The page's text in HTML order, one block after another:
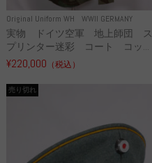
Original Uniform WH WWII GERMANY
実物 ドイツ空軍 地上師団 ス
プリンター迷彩 コート コッ...
¥220,000 （税込）
売り切れ